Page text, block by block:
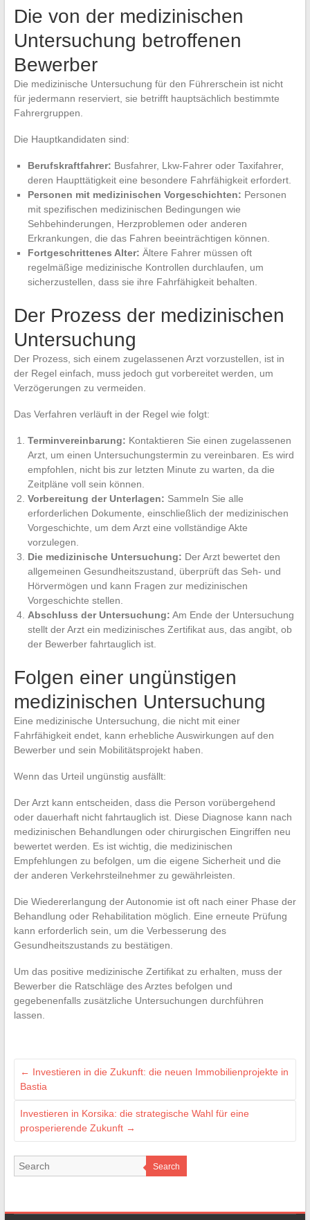
Die von der medizinischen
Untersuchung betroffenen
Bewerber
Die medizinische Untersuchung für den Führerschein ist nicht
für jedermann reserviert, sie betrifft hauptsächlich bestimmte
Fahrergruppen.
Die Hauptkandidaten sind:
Berufskraftfahrer: Busfahrer, Lkw-Fahrer oder Taxifahrer,
deren Haupttätigkeit eine besondere Fahrfähigkeit erfordert.
Personen mit medizinischen Vorgeschichten: Personen
mit spezifischen medizinischen Bedingungen wie
Sehbehinderungen, Herzproblemen oder anderen
Erkrankungen, die das Fahren beeinträchtigen können.
Fortgeschrittenes Alter: Ältere Fahrer müssen oft
regelmäßige medizinische Kontrollen durchlaufen, um
sicherzustellen, dass sie ihre Fahrfähigkeit behalten.
Der Prozess der medizinischen
Untersuchung
Der Prozess, sich einem zugelassenen Arzt vorzustellen, ist in
der Regel einfach, muss jedoch gut vorbereitet werden, um
Verzögerungen zu vermeiden.
Das Verfahren verläuft in der Regel wie folgt:
Terminvereinbarung: Kontaktieren Sie einen zugelassenen
Arzt, um einen Untersuchungstermin zu vereinbaren. Es wird
empfohlen, nicht bis zur letzten Minute zu warten, da die
Zeitpläne voll sein können.
Vorbereitung der Unterlagen: Sammeln Sie alle
erforderlichen Dokumente, einschließlich der medizinischen
Vorgeschichte, um dem Arzt eine vollständige Akte
vorzulegen.
Die medizinische Untersuchung: Der Arzt bewertet den
allgemeinen Gesundheitszustand, überprüft das Seh- und
Hörvermögen und kann Fragen zur medizinischen
Vorgeschichte stellen.
Abschluss der Untersuchung: Am Ende der Untersuchung
stellt der Arzt ein medizinisches Zertifikat aus, das angibt, ob
der Bewerber fahrtauglich ist.
Folgen einer ungünstigen
medizinischen Untersuchung
Eine medizinische Untersuchung, die nicht mit einer
Fahrfähigkeit endet, kann erhebliche Auswirkungen auf den
Bewerber und sein Mobilitätsprojekt haben.
Wenn das Urteil ungünstig ausfällt:
Der Arzt kann entscheiden, dass die Person vorübergehend
oder dauerhaft nicht fahrtauglich ist. Diese Diagnose kann nach
medizinischen Behandlungen oder chirurgischen Eingriffen neu
bewertet werden. Es ist wichtig, die medizinischen
Empfehlungen zu befolgen, um die eigene Sicherheit und die
der anderen Verkehrsteilnehmer zu gewährleisten.
Die Wiedererlangung der Autonomie ist oft nach einer Phase der
Behandlung oder Rehabilitation möglich. Eine erneute Prüfung
kann erforderlich sein, um die Verbesserung des
Gesundheitszustands zu bestätigen.
Um das positive medizinische Zertifikat zu erhalten, muss der
Bewerber die Ratschläge des Arztes befolgen und
gegebenenfalls zusätzliche Untersuchungen durchführen
lassen.
← Investieren in die Zukunft: die neuen Immobilienprojekte in
Bastia
Investieren in Korsika: die strategische Wahl für eine
prosperierende Zukunft →
Search